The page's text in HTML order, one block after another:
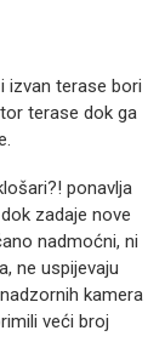
izvan terase bori
terase dok ga
ponavlja
zadaje nove
nadmoćni, ni
ne uspijevaju
kamera
veći broj